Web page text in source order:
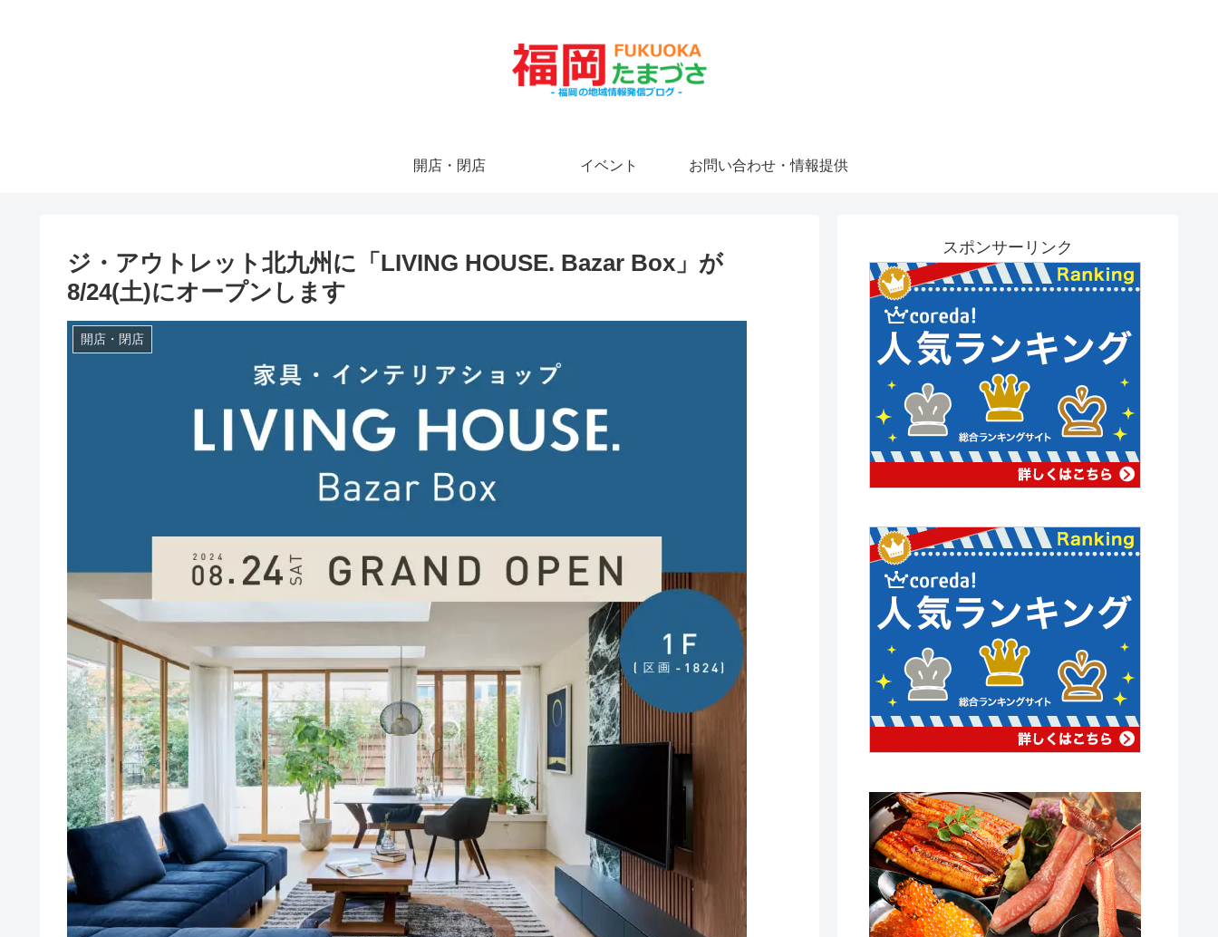
開店・閉店 イベント お問い合わせ・情報提供
ジ・アウトレット北九州に「LIVING HOUSE. Bazar Box」が
8/24(土)にオープンします
開店・閉店
スポンサーリンク